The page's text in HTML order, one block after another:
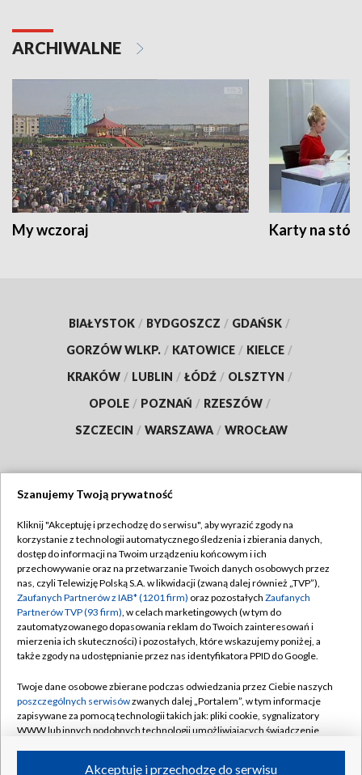
ARCHIWALNE
My wczoraj Karty na
BIAŁYSTOK / BYDGOSZCZ / GDAŃSK /
GORZÓW WLKP. / KATOWICE / KIELCE /
KRAKÓW / LUBLIN / ŁÓDŹ / OLSZTYN /
OPOLE / POZNAŃ / RZESZÓW /
SZCZECIN / WARSZAWA / WROCŁAW
TVP
Abonament TVP
Emisja w TVP
Centrum informacji TVP
Naziemna Telewizja Cyfrowa
Rada Programowa
System NOS
Informacje o nadawcy
Regulamin TVP
Polityka prywatności
Moje zgody
Pomoc
Kontakt
Kanały
Szanujemy Twoją prywatność
Kliknij "Akceptuję i przechodzę do serwisu", aby wyrazić zgody na
korzystanie z technologii automatycznego śledzenia i zbierania danych,
dostęp do informacji na Twoim urządzeniu końcowym i ich
przechowywanie oraz na przetwarzanie Twoich danych osobowych przez
nas, czyli Telewizję Polską S.A. w likwidacji (zwaną dalej również „TVP”),
Zaufanych Partnerów z IAB* (1201 firm) oraz pozostałych Zaufanych
Partnerów TVP (93 firm), w celach marketingowych (w tym do
zautomatyzowanego dopasowania reklam do Twoich zainteresowań i
mierzenia ich skuteczności) i pozostałych, które wskazujemy poniżej, a
także zgody na udostępnianie przez nas identyfikatora PPID do Google.
Twoje dane osobowe zbierane podczas odwiedzania przez Ciebie naszych
poszczególnych serwisówzwanych dalej „Portalem”, w tym informacje
zapisywane za pomocą technologii takich jak: pliki cookie, sygnalizatory
WWW lub innych podobnych technologii umożliwiających świadczenie
Akceptuję i przechodzę do serwisu